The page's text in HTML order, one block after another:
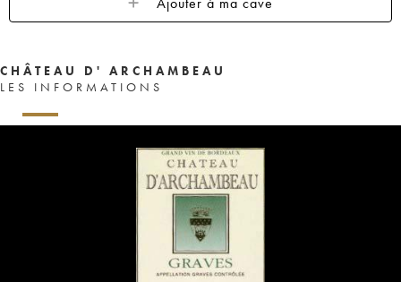
CHÂTEAU D' ARCHAMBEAU
LES INFORMATIONS